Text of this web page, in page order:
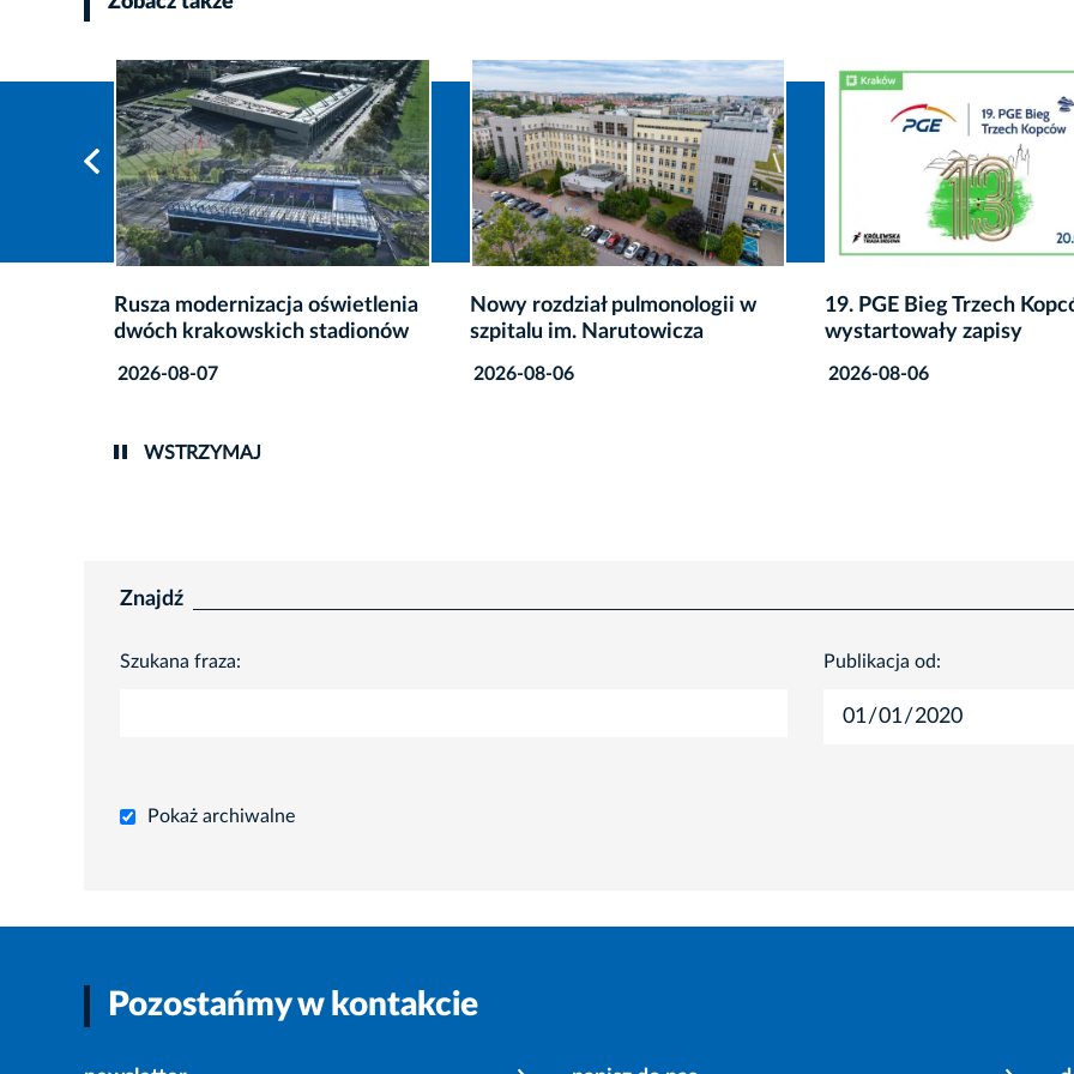
Nowy rozdział pulmonologii w
szpitalu im. Narutowicza
2026-08-06
19. PGE Bieg Trzech Kopców:
wystartowały zapisy
2026-08-06
Co zrobić z
przeterminowanymi
2026-08-06
WSTRZYMAJ
Znajdź
Szukana fraza: Publikacja od:
Pokaż archiwalne
Pozostańmy w kontakcie